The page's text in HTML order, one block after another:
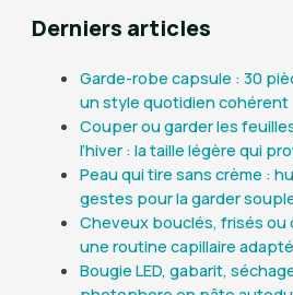
Derniers articles
Garde-robe capsule : 30
un style quotidien cohérent
Couper ou garder les
l’hiver : la taille légère qui
Peau qui tire sans crème :
gestes pour la garder
Cheveux bouclés, frisés ou
une routine capillaire
Bougie LED, gabarit,